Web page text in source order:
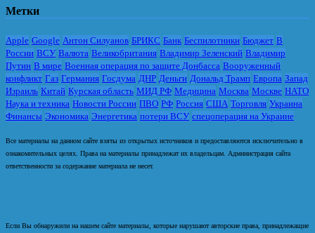
Метки
Apple Google Антон Силуанов БРИКС Банк Беспилотники Бюджет В
России ВСУ Валюта Великобритания Владимир Зеленский Владимир
Путин В мире Военная операция по защите Донбасса Вооруженный
конфликт Газ Германия Госдума ДНР Деньги Дональд Трамп Европа Запад
Израиль Китай Курская область МИД РФ Медицина Москва Москве НАТО
Наука и техника Новости России ПВО РФ Россия США Торговля Украина
Финансы Экономика Энергетика потери ВСУ спецоперация на Украине
Все материалы на данном сайте взяты из открытых источников и предоставляются исключительно в
ознакомительных целях. Права на материалы принадлежат их владельцам. Администрация сайта
ответственности за содержание материала не несет.
Если Вы обнаружили на нашем сайте материалы, которые нарушают авторские права, принадлежащие